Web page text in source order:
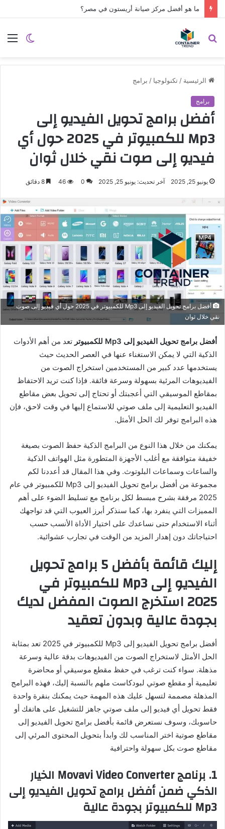
نموذج التواصل
إرسال
من الآخر.. Realme Note 60x أقوى موبايل اقتصادي في 2025؟
الوضع
بحث
الرئيسية / تكنولوجيا / برامج
برامج
أفضل برامج تحويل الفيديو إلى
Mp3 للكمبيوتر في 2025 حول أي
فيديو إلى صوت نقي خلال ثوان
يونيو 25, 2025 آخر تحديث: يونيو 25, 2025 0
46
أفضل برامج تحويل الفيديو إلى Mp3 للكمبيوتر في 2025 حول أي فيديو إلى صوت
نقي خلال ثوان
أفضل برامج تحويل الفيديو إلى Mp3 للكمبيوتر
تعد من أهم الأدوات
الذكية التي لا يمكن الاستغناء عنها في العصر الحديث حيث
يستخدمها عدد كبير من المستخدمين استخراج الصوت من
الفيديوهات المرئية بسهولة وسرعة فائقة. فإذا كنت تريد الاحتفاظ
بمقاطع الموسيقي التي أعجبتك أو تحتاج إلى تحويل بعض مقاطع
الفيديو التعليمية إلى ملف صوتي للاستماع إليها في وقت لاحق، فإن
هذه البرامج توفر لك الحل الأمثل.
يمكنك من خلال هذا النوع من البرامج الذكية حفظ الصوت بصيغة
خفيفة متوافقة مع أغلب الأجهزة المتطورة مثل الهواتف الذكية
والساعات وسماعات البلوتوث. وفي هذا المقال قد أعددنا لكم
مجموعة من أفضل برامج تحويل الفيديو إلى Mp3 للكمبيوتر في عام
2025 مرفقة بشرح مبسط لكل برنامج مع تسليط الضوء على أهم
المميزات التي ينفرد بها، كما سنذكر أبرز العيوب التي قد تواجهك
أثناء الاستخدام حتى نساعدك على اختيار الأداة الأنسب حسب
احتياجاتك دون إهدار المزيد من الوقت في تجارب عشوائية.
إليك قائمة بأفضل 5 برامج تحويل
الفيديو إلى Mp3 للكمبيوتر في
2025 استخرج الصوت المفضل لديك
بجودة عالية وبدون تعقيد
أفضل برامج تحويل الفيديو إلى Mp3 للكمبيوتر في 2025 تعد بمثابة
الحل الأمثل لاستخراج الصوت من الفيديوهات بدقة عالية وسرعة
مذهلة. سواء كنت ترغب في حفظ مقطع موسيقي أو محاضرة
تعليمية أو مقطع صوتي لبودكاست ملهم بالنسبة إليك، فهذه البرامج
المذهلة مصممة لتسهل عليك هذه المهمة حيث يمكنك بنقرة واحدة
فقط تحويل أي فيديو إلى ملف صوتي جاهز للتشغيل على هاتفك أو
حاسوبك، وسوف نستعرض قائمة بأفضل برامج تحويل الفيديو إلى
مقاطع صوتية اختر المناسب لك وابدأ بتحويل المحتوى المرئي إلى
مقاطع صوت بكل سهولة واحترافية
1. برنامج Movavi Video Converter الخيار
الذكي ضمن أفضل برامج تحويل الفيديو إلى
Mp3 للكمبيوتر بجودة عالية